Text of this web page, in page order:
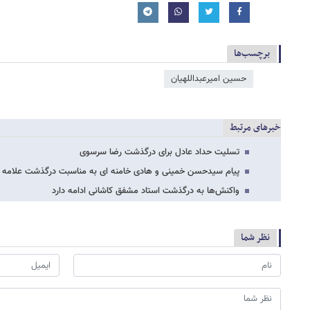
برچسب‌ها
حسین امیرعبداللهیان
خبرهای مرتبط
تسلیت حداد عادل برای درگذشت رضا سرسوی
پیام سیدحسن خمینی و هادی خامنه ای به مناسبت درگذشت
واکنش‌ها به درگذشت استاد مشفق کاشانی ادامه دارد
نظر شما